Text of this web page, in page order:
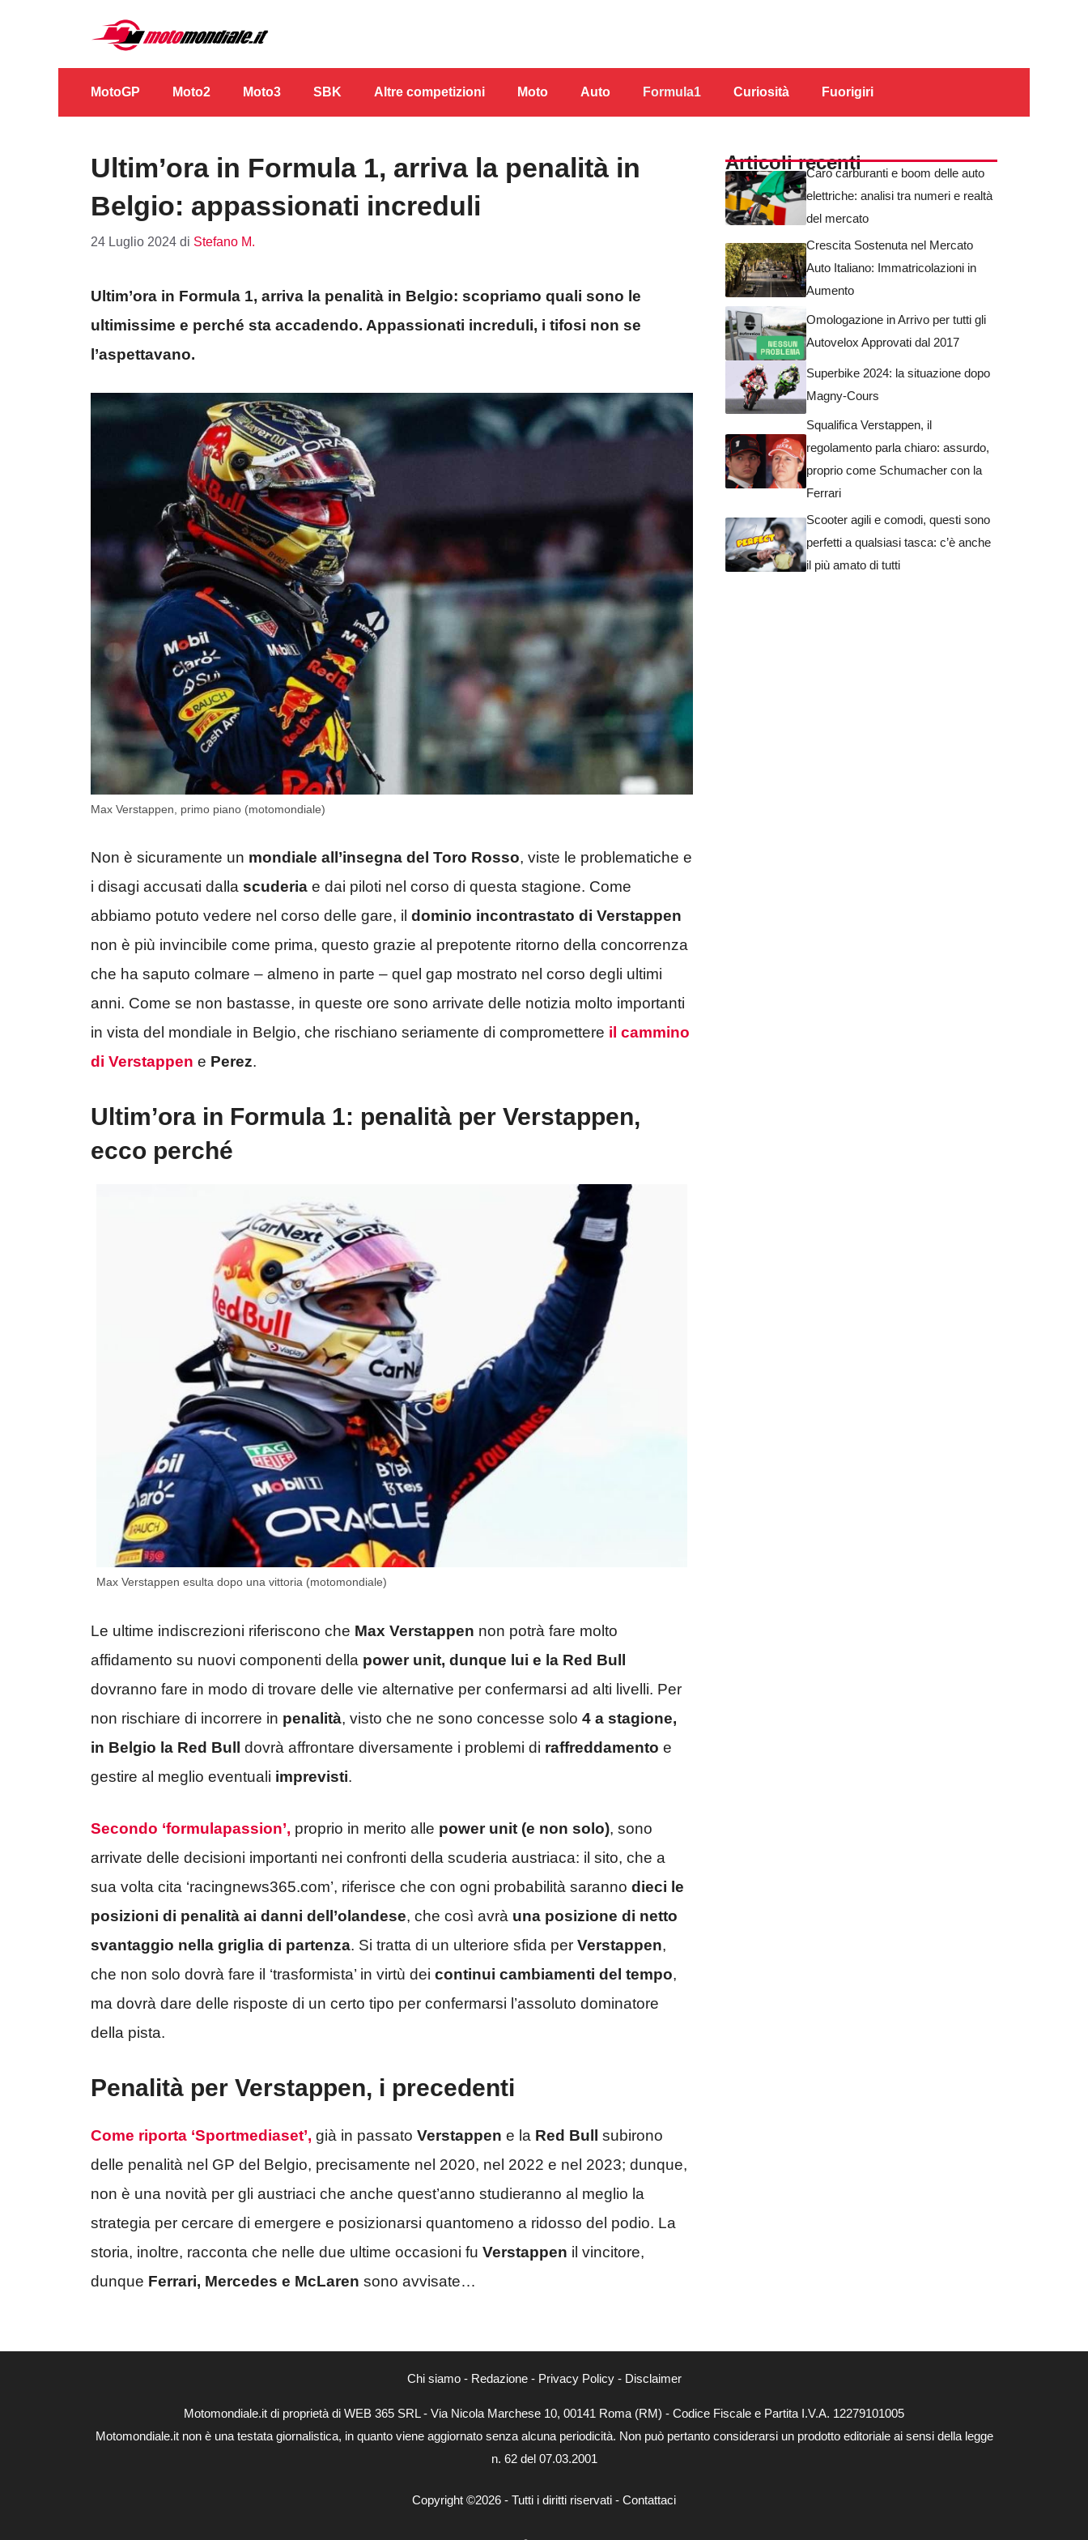
contenuto
MotoGP Moto2 Moto3 SBK Altre competizioni Moto Auto Formula1 Curiosità Fuorigiri
Ultim’ora in Formula 1, arriva la penalità in
Belgio: appassionati increduli
24 Luglio 2024 di Stefano M.
Ultim’ora in Formula 1, arriva la penalità in Belgio: scopriamo quali sono le
ultimissime e perché sta accadendo. Appassionati increduli, i tifosi non se
l’aspettavano.
Max Verstappen, primo piano (motomondiale)
Non è sicuramente un mondiale all’insegna del Toro Rosso, viste le problematiche e
i disagi accusati dalla scuderia e dai piloti nel corso di questa stagione. Come
abbiamo potuto vedere nel corso delle gare, il dominio incontrastato di Verstappen
non è più invincibile come prima, questo grazie al prepotente ritorno della concorrenza
che ha saputo colmare – almeno in parte – quel gap mostrato nel corso degli ultimi
anni. Come se non bastasse, in queste ore sono arrivate delle notizia molto importanti
in vista del mondiale in Belgio, che rischiano seriamente di compromettere il cammino
di Verstappen e Perez.
Ultim’ora in Formula 1: penalità per Verstappen,
ecco perché
Max Verstappen esulta dopo una vittoria (motomondiale)
Le ultime indiscrezioni riferiscono che Max Verstappen non potrà fare molto
affidamento su nuovi componenti della power unit, dunque lui e la Red Bull
dovranno fare in modo di trovare delle vie alternative per confermarsi ad alti livelli. Per
non rischiare di incorrere in penalità, visto che ne sono concesse solo 4 a stagione,
in Belgio la Red Bull dovrà affrontare diversamente i problemi di raffreddamento e
gestire al meglio eventuali imprevisti.
Secondo ‘formulapassion’, proprio in merito alle power unit (e non solo), sono
arrivate delle decisioni importanti nei confronti della scuderia austriaca: il sito, che a
sua volta cita ‘racingnews365.com’, riferisce che con ogni probabilità saranno dieci le
posizioni di penalità ai danni dell’olandese, che così avrà una posizione di netto
svantaggio nella griglia di partenza. Si tratta di un ulteriore sfida per Verstappen,
che non solo dovrà fare il ‘trasformista’ in virtù dei continui cambiamenti del tempo,
ma dovrà dare delle risposte di un certo tipo per confermarsi l’assoluto dominatore
della pista.
Penalità per Verstappen, i precedenti
Come riporta ‘Sportmediaset’, già in passato Verstappen e la Red Bull subirono
delle penalità nel GP del Belgio, precisamente nel 2020, nel 2022 e nel 2023; dunque,
non è una novità per gli austriaci che anche quest’anno studieranno al meglio la
strategia per cercare di emergere e posizionarsi quantomeno a ridosso del podio. La
storia, inoltre, racconta che nelle due ultime occasioni fu Verstappen il vincitore,
dunque Ferrari, Mercedes e McLaren sono avvisate…
Articoli recentiCaro carburanti e boom delle auto
elettriche: analisi tra numeri e realtà
del mercato
Crescita Sostenuta nel Mercato
Auto Italiano: Immatricolazioni in
Aumento
Omologazione in Arrivo per tutti gli
Autovelox Approvati dal 2017
Superbike 2024: la situazione dopo
Magny-Cours
Squalifica Verstappen, il
regolamento parla chiaro: assurdo,
proprio come Schumacher con la
Ferrari
Scooter agili e comodi, questi sono
perfetti a qualsiasi tasca: c’è anche
il più amato di tutti
Chi siamo- Redazione- Privacy Policy- Disclaimer
Motomondiale.it di proprietà di WEB 365 SRL - Via Nicola Marchese 10, 00141 Roma (RM) - Codice Fiscale e Partita I.V.A. 12279101005
Motomondiale.it non è una testata giornalistica, in quanto viene aggiornato senza alcuna periodicità. Non può pertanto considerarsi un prodotto editoriale ai sensi della legge
n. 62 del 07.03.2001
Copyright ©2026 - Tutti i diritti riservati - Contattaci